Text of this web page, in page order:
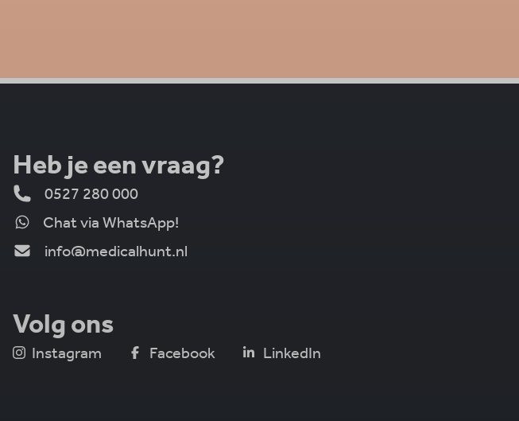
Heb je een vraag?
0527 280 000
Chat via WhatsApp!
info@medicalhunt.nl
Volg ons
Instagram Facebook LinkedIn